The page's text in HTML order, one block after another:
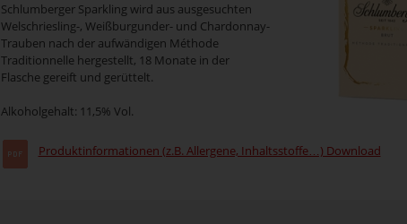
Schlumberger Sparkling wird aus ausgesuchten
Welschriesling-, Weißburgunder- und Chardonnay-
Trauben nach der aufwändigen Méthode
Traditionnelle hergestellt, 18 Monate in der
Flasche gereift und gerüttelt.
Alkoholgehalt: 11,5% Vol.
Produktinformationen (z.B. Allergene, Inhaltsstoffe…) Download